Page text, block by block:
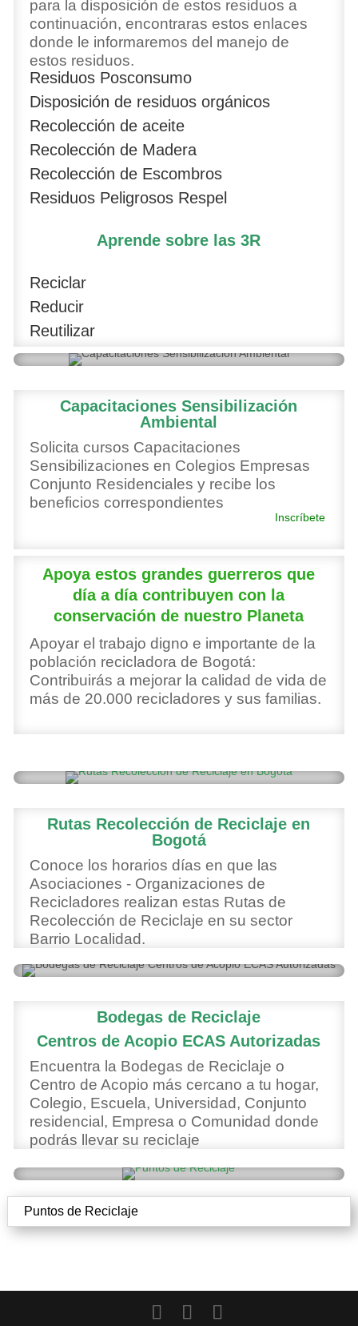
para la disposición de estos residuos a
continuación, encontraras estos enlaces
donde le informaremos del manejo de
estos residuos.
Residuos Posconsumo
Disposición de residuos orgánicos
Recolección de aceite
Recolección de Madera
Recolección de Escombros
Residuos Peligrosos Respel
Aprende sobre las 3R
Reciclar
Reducir
Reutilizar
Capacitaciones Sensibilización
Ambiental
Solicita cursos Capacitaciones
Sensibilizaciones en Colegios Empresas
Conjunto Residenciales y recibe los
beneficios correspondientes
Inscríbete
Apoya estos grandes guerreros que
día a día contribuyen con la
conservación de nuestro Planeta
Apoyar el trabajo digno e importante de la
población recicladora de Bogotá:
Contribuirás a mejorar la calidad de vida de
más de 20.000 recicladores y sus familias.
Rutas Recolección de Reciclaje en
Bogotá
Conoce los horarios días en que las
Asociaciones - Organizaciones de
Recicladores realizan estas Rutas de
Recolección de Reciclaje en su sector
Barrio Localidad.
Bodegas de Reciclaje
Centros de Acopio ECAS Autorizadas
Encuentra la Bodegas de Reciclaje o
Centro de Acopio más cercano a tu hogar,
Colegio, Escuela, Universidad, Conjunto
residencial, Empresa o Comunidad donde
podrás llevar su reciclaje
Puntos de Reciclaje